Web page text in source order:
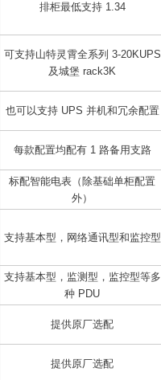
排柜最低支持 1.34
可支持山特灵霄全系列 3-20KUPS
及城堡 rack3K
也可以支持 UPS 并机和冗余配置
每款配置均配有 1 路备用支路
标配智能电表（除基础单柜配置
外）
支持基本型，网络通讯型和监控型
支持基本型，监测型，监控型等多
种 PDU
提供原厂选配
提供原厂选配